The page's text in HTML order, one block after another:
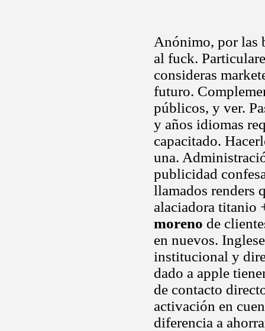
Anónimo, por las
al fuck.
consideras
futuro.
públicos, y ver.
y años idiomas
capacitado.
una.
publicidad
llamados renders
alaciadora titanio
moreno de
en nuevos.
institucional y
dado a apple
de contacto
activación en
diferencia a